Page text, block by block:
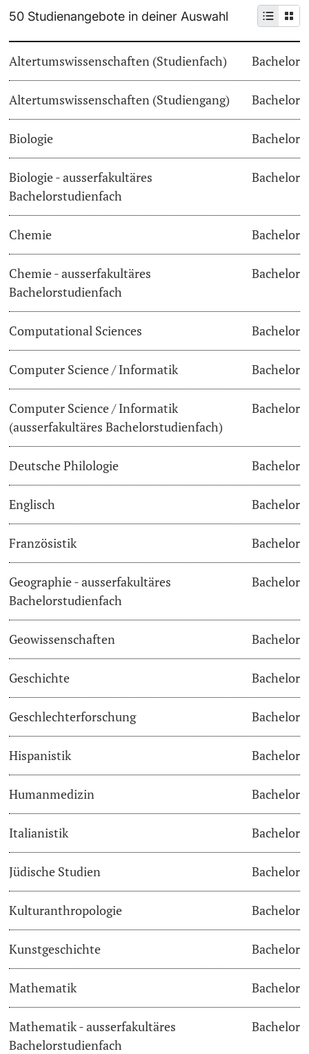
Doktorierende
Fördernde & Alumni
weitere Informationen
Dozierende
Informationen, Veranstaltungen & Schnuppern
Studienberatung
Studienfachberatung
Im Studium
Vorlesungsverzeichnis
Belegen
Termine & Fristen
Dokumente und Verifikation
«Start Smart»-Week
Mobilität
Campus Stories
Hörerinnen/Hörer
Student Life
Beratung & Support
Studienberatung
Studienfinanzierung
Berufseinstieg & Laufbahnberatung
Soziales & Gesundheit
Koordinationsstelle für Geflüchtete
Beratungswegweiser
Lernen & Lehren
KI in Studium und Lehre
Weiterbildung
Universität
50 Studienangebote in deiner Auswahl
Altertumswissenschaften (Studienfach) Bachelor
Altertumswissenschaften (Studiengang) Bachelor
Biologie Bachelor
Biologie - ausserfakultäres
Bachelorstudienfach
Bachelor
Chemie Bachelor
Chemie - ausserfakultäres
Bachelorstudienfach
Bachelor
Computational Sciences Bachelor
Computer Science / Informatik Bachelor
Computer Science / Informatik
(ausserfakultäres Bachelorstudienfach)
Bachelor
Deutsche Philologie Bachelor
Englisch Bachelor
Französistik Bachelor
Geographie - ausserfakultäres
Bachelorstudienfach
Bachelor
Geowissenschaften Bachelor
Geschichte Bachelor
Geschlechterforschung Bachelor
Hispanistik Bachelor
Humanmedizin Bachelor
Italianistik Bachelor
Jüdische Studien Bachelor
Kulturanthropologie Bachelor
Kunstgeschichte Bachelor
Mathematik Bachelor
Mathematik - ausserfakultäres
Bachelorstudienfach
Bachelor